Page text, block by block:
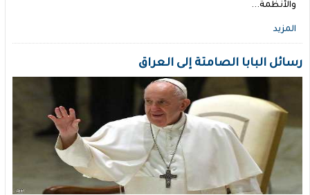
والأنظمة...
المزيد
رسائل البابا الصامتة إلى العراق